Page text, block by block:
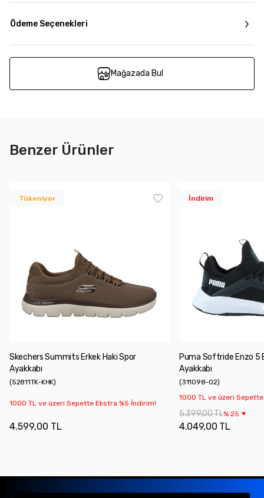
Ödeme Seçenekleri
Mağazada Bul
Benzer Ürünler
Tükeniyor
Skechers Summits Erkek Haki Spor
Ayakkabı
(52811TK-KHK)
1000 TL ve üzeri Sepette Ekstra %5 İndirim!
4.599,00 TL
İndirim
Puma Softride Enzo 5
Ayakkabı
(311098-02)
1000 TL ve üzeri
5.399,00 TL% 25
4.049,00 TL